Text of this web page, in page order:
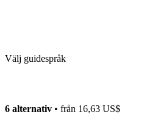
Välj guidespråk
6 alternativ • från 16,63 US$